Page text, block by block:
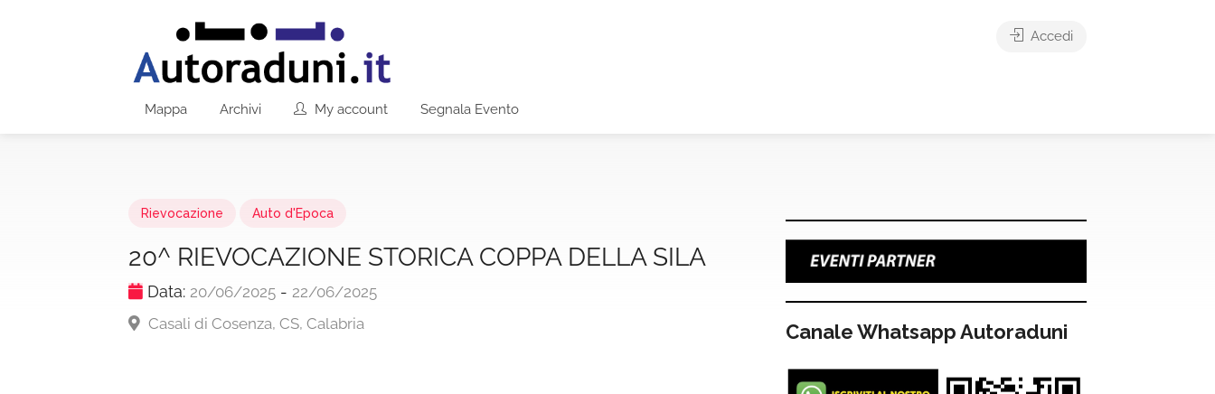
Mappa Archivi My account Segnala Evento
Accedi
Rievocazione Auto d'Epoca
20^ RIEVOCAZIONE STORICA COPPA DELLA SILA
Data: 20/06/2025 - 22/06/2025
Casali di Cosenza, CS, Calabria
Canale Whatsapp Autoraduni